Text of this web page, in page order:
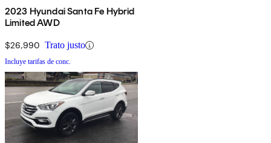
2023 Hyundai Santa Fe Hybrid
Limited AWD
$26,990 Trato justo
Incluye tarifas de conc.